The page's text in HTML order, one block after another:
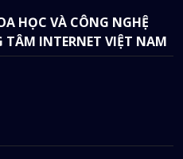
là giải pháp cho việc chuyển
HỌC VÀ CÔNG NGHỆ
TÂM INTERNET VIỆT NAM